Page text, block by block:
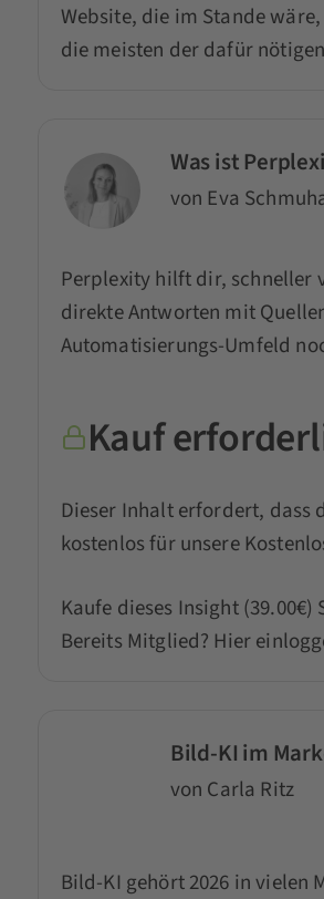
Website, die im Stande
die meisten der dafür
Was ist
von Eva
Perplexity hilft dir, schneller
direkte Antworten mit
Automatisierungs-Umfeld
Kauf
Dieser Inhalt erfordert, dass
kostenlos für unsere
Kaufe dieses Insight (39.00€)
Bereits Mitglied? Hier
Bild-KI im
von Carla Ritz
Bild-KI gehört 2026 in vielen